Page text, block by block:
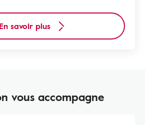
En savoir plus
vous accompagne